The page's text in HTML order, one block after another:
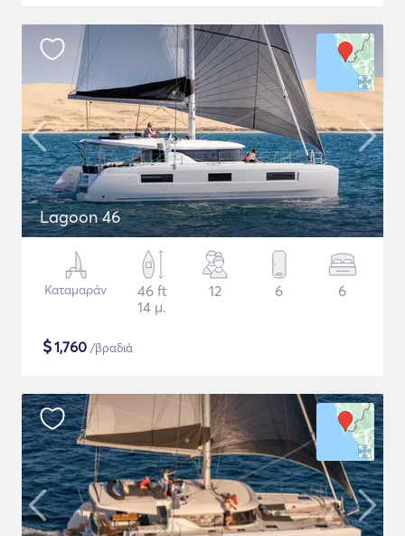
Lagoon 46
Καταμαράν
46 ft
14 μ.
12 6 6
$1,760 /βραδιά